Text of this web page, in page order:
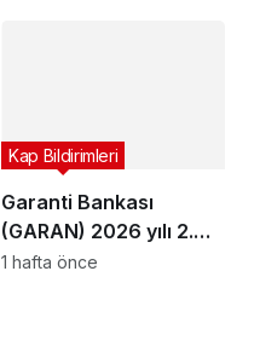
Garanti Bankası
(GARAN) 2026 yılı 2.
çeyrek bilançosunu
Kap Bildirimleri
1 hafta önce